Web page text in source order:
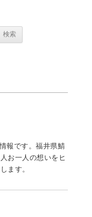
報です。福井県鯖
お一人の想いをヒ
ます。